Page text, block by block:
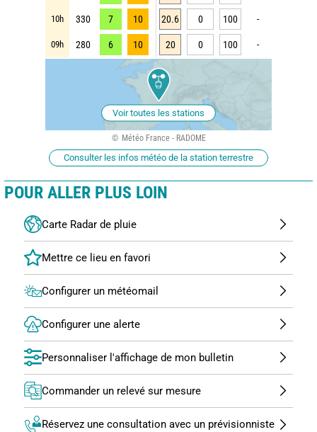
10h 330 7 10 20.6 0 100 -
09h 280 6 10 20 0 100 -
Voir toutes les stations
Météo France - RADOME
Consulter les infos météo de la station terrestre
POUR ALLER PLUS LOIN
Carte Radar de pluie
Configurer un météomail
Configurer une alerte
Personnaliser l'affichage de mon bulletin
Commander un relevé sur mesure
Réservez une consultation avec un prévisionniste